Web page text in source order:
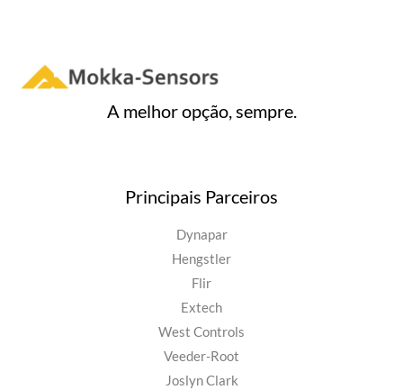
A melhor opção, sempre.
Principais Parceiros
Dynapar
Hengstler
Flir
Extech
West Controls
Veeder-Root
Joslyn Clark